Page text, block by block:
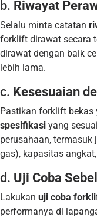
b. Riwayat
Selalu minta catatan
forklift dirawat secara
dirawat dengan baik
lebih lama.
c. Kesesuaian
Pastikan forklift bekas
spesifikasi yang
perusahaan, termasuk
gas), kapasitas
d. Uji Coba
Lakukan uji coba
performanya di